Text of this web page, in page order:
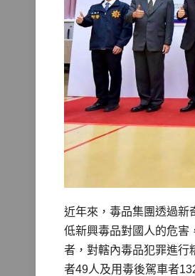
近年來，毒品集團透過新
低新興毒品對國人的危害
者，對轄內毒品犯罪進行
者49人及用毒後駕車者